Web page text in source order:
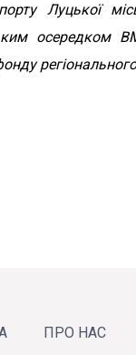
Луцької
осередком
ПРО НАС